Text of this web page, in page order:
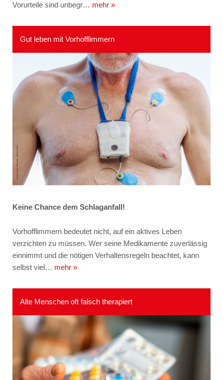
Vorurteile sind unbegr… mehr »
Gut leben mit Vorhofflimmern
Keine Chance dem Schlaganfall!
Vorhofflimmern bedeutet nicht, auf ein aktives Leben
verzichten zu müssen. Wer seine Medikamente zuverlässig
einnimmt und die nötigen Verhaltensregeln beachtet, kann
selbst viel… mehr »
Alte Menschen oft falsch therapiert